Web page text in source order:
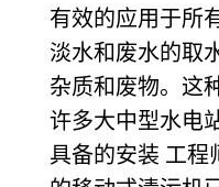
有效的应用于所
淡水和废水的取
杂质和废物。这
许多大中型水电
具备的安装 工程